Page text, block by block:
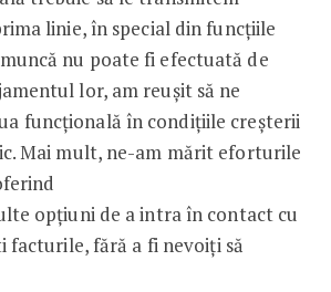
linie, în special din funcțiile
nu poate fi efectuată de
lor, am reușit să ne
funcțională în condițiile creșterii
Mai mult, ne-am mărit eforturile
opțiuni de a intra în contact cu
facturile, fără a fi nevoiți să